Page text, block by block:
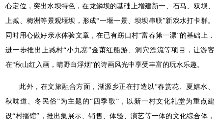
心定位，突出水坝特色，在龙鳞坝的基础上增建新一、石马、双坝、
上臧、梅洲等景观堰坝，形成“一堰一景、坝坝串联”新戏水打卡群。
同时用心做好亲水体验文章，在已有窈口村“富春第一漂”的基础上，
进一步推出上臧村“小九寨”金萧红船游、洞穴漂流等项目，让游客
在“秋山红入画，晴野白浮烟”的诗画风光中享受丰富的玩水乐趣。
此外，在文旅融合方面，湖源乡正在打造以“春赏花、夏嬉水、
秋味道、冬民俗”为主题的“四季歌”，以新一村文化礼堂为重点建
设“村播馆”，推出集展示、销售、体验、演艺等一体的文化综合体，